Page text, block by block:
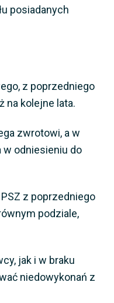
posiadanych
z poprzedniego
na kolejne lata.
zwrotowi, a w
w odniesieniu do
z poprzedniego
podziale,
jak i w braku
niedowykonań z